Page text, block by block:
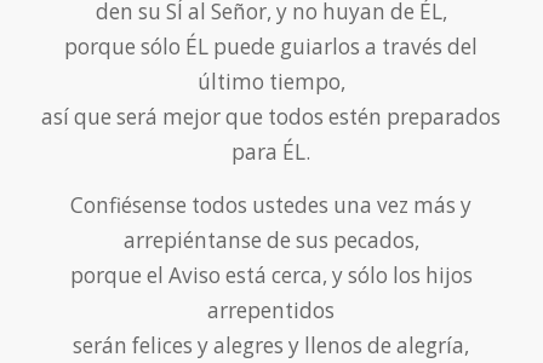
den su SÍ al Señor, y no huyan de ÉL,
porque sólo ÉL puede guiarlos a través del
último tiempo,
así que será mejor que todos estén preparados
para ÉL.
Confiésense todos ustedes una vez más y
arrepiéntanse de sus pecados,
porque el Aviso está cerca, y sólo los hijos
arrepentidos
serán felices y alegres y llenos de alegría,